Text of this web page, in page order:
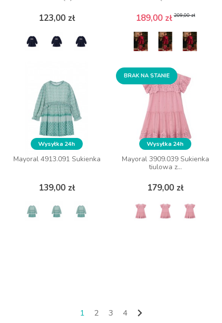
123,00 zł
Cena
123,00 zł
Cena 189,00 złCena podstawowa
209,00 zł
Cena
ZOBACZ WIĘCEJ
189,00 złCena podstawowa
209,00 zł
Cena
Wysyłka 24h
Mayoral 4913.091 Sukienka
139,00 zł
Cena
Wysyłka 24h
Mayoral 4913.091 Sukienka
139,00 zł
Cena
Wysyłka 24h
Mayoral 3909.039 Sukienka
tiulowa z...
179,00 zł
Cena
BRAK NA STANIE
Wysyłka 24h
Mayoral 3909.039 Sukienka
tiulowa z...
179,00 zł
Cena
BRAK NA STANIE
1 2 3 4 Następny
